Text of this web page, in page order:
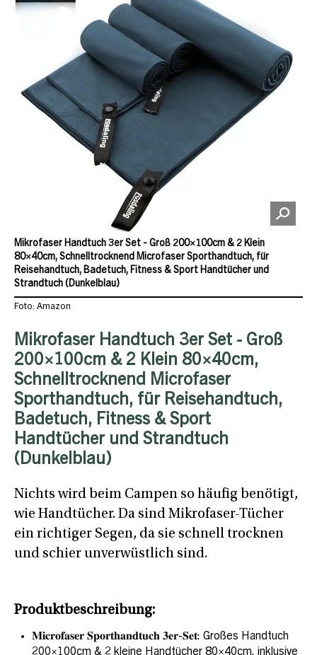
Mikrofaser Handtuch 3er Set - Groß 200×100cm & 2 Klein
80×40cm, Schnelltrocknend Microfaser Sporthandtuch, für
Reisehandtuch, Badetuch, Fitness & Sport Handtücher und
Strandtuch (Dunkelblau)
Foto: Amazon
Mikrofaser Handtuch 3er Set - Groß
200×100cm & 2 Klein 80×40cm,
Schnelltrocknend Microfaser
Sporthandtuch, für Reisehandtuch,
Badetuch, Fitness & Sport
Handtücher und Strandtuch
(Dunkelblau)
Nichts wird beim Campen so häufig benötigt,
wie Handtücher. Da sind Mikrofaser-Tücher
ein richtiger Segen, da sie schnell trocknen
und schier unverwüstlich sind.
Produktbeschreibung:
𝐌𝐢𝐜𝐫𝐨𝐟𝐚𝐬𝐞𝐫 𝐒𝐩𝐨𝐫𝐭𝐡𝐚𝐧𝐝𝐭𝐮𝐜𝐡 𝟑𝐞𝐫-𝐒𝐞𝐭: Großes Handtuch
200×100cm & 2 kleine Handtücher 80×40cm, inklusive